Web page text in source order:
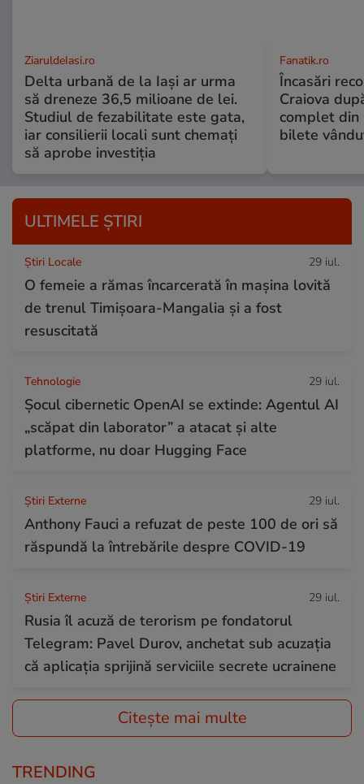
ZiaruldeIasi.ro
Delta urbană de la Iași ar urma
să dreneze 36,5 milioane de lei.
Studiul de fezabilitate este gata,
iar consilierii locali sunt chemați
să aprobe investiția
Fanatik.ro
Încasări
Craiova
complet din
bilete
ULTIMELE ȘTIRI
Știri Locale 29 iul.
O femeie a rămas încarcerată în mașina lovită
de trenul Timișoara-Mangalia şi a fost
resuscitată
Tehnologie 29 iul.
Șocul cibernetic OpenAI se extinde: Agentul AI
„scăpat din laborator” a atacat și alte
platforme, nu doar Hugging Face
Știri Externe 29 iul.
Anthony Fauci a refuzat de peste 100 de ori să
răspundă la întrebările despre COVID-19
Știri Externe 29 iul.
Rusia îl acuză de terorism pe fondatorul
Telegram: Pavel Durov, anchetat sub acuzația
că aplicația sprijină serviciile secrete ucrainene
Citește mai multe
TRENDING